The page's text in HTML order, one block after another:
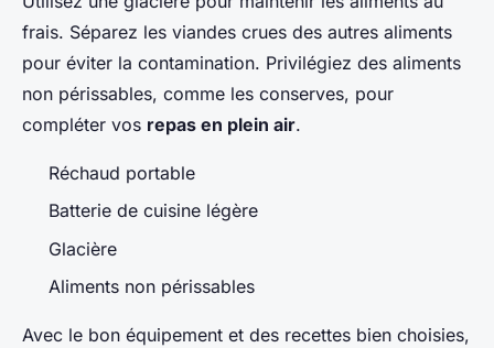
frais. Séparez les viandes crues des autres aliments
pour éviter la contamination. Privilégiez des aliments
non périssables, comme les conserves, pour
compléter vos repas en plein air.
Réchaud portable
Batterie de cuisine légère
Glacière
Aliments non périssables
Avec le bon équipement et des recettes bien choisies,